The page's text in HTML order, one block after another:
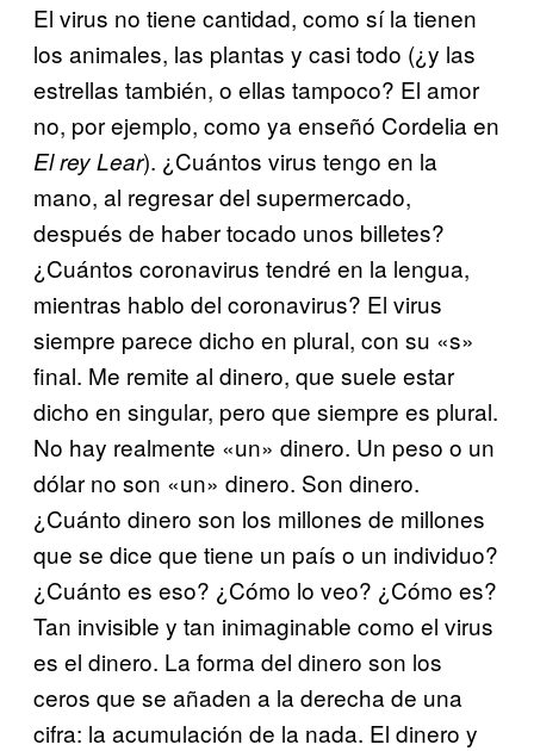
El virus no tiene cantidad, como sí la tienen
los animales, las plantas y casi todo (¿y las
estrellas también, o ellas tampoco? El amor
no, por ejemplo, como ya enseñó Cordelia en
El rey Lear). ¿Cuántos virus tengo en la
mano, al regresar del supermercado,
después de haber tocado unos billetes?
¿Cuántos coronavirus tendré en la lengua,
mientras hablo del coronavirus? El virus
siempre parece dicho en plural, con su «s»
final. Me remite al dinero, que suele estar
dicho en singular, pero que siempre es plural.
No hay realmente «un» dinero. Un peso o un
dólar no son «un» dinero. Son dinero.
¿Cuánto dinero son los millones de millones
que se dice que tiene un país o un individuo?
¿Cuánto es eso? ¿Cómo lo veo? ¿Cómo es?
Tan invisible y tan inimaginable como el virus
es el dinero. La forma del dinero son los
ceros que se añaden a la derecha de una
cifra: la acumulación de la nada. El dinero y